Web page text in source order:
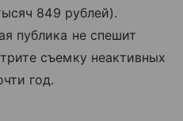
849 рублей).
публика не спешит
съемку неактивных
год.